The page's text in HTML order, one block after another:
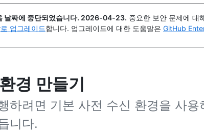
짜에 중단되었습니다. 2026-04-23. 중요한 보안 문제에 대
업그레이드합니다. 업그레이드에 대한 도움말은 GitHub
경 만들기
하려면 기본 사전 수신 환경을 사용
니다.